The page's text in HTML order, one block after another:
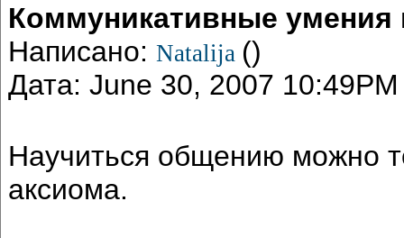
Коммуникативные
Написано: Natalija ()
Дата: June 30, 2007 10:49PM
Научиться общению можно
аксиома.